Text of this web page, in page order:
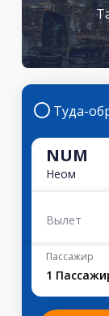
Туда-
NUM
Неом
Вылет
Пассажир
1